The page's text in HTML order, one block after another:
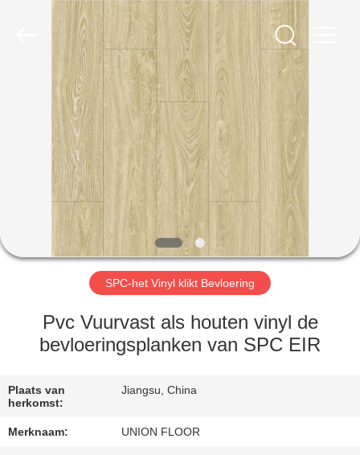
HUIS
PRODUCTEN
ONGEVEER
FABRIEKSREIS
KWALITEITSCONTROLE
CONTACTEER
ONS
VERZOEK
SPC-het Vinyl klikt Bevloering
Pvc Vuurvast als houten vinyl de
bevloeringsplanken van SPC EIR
Plaats van
herkomst:
Jiangsu, China
Merknaam: UNION FLOOR